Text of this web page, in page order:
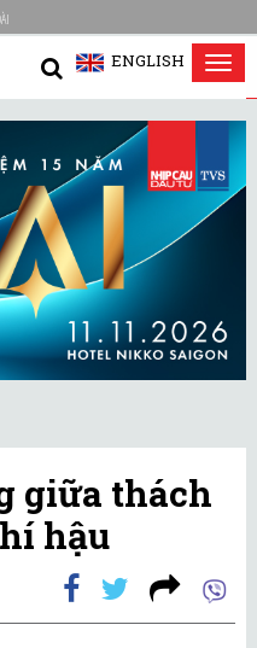
ENGLISH
giữa thách
hậu